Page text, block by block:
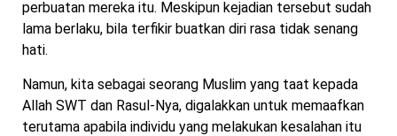
perbuatan mereka itu. Meskipun kejadian tersebut sudah
lama berlaku, bila terfikir buatkan diri rasa tidak senang
hati.
Namun, kita sebagai seorang Muslim yang taat kepada
Allah SWT dan Rasul-Nya, digalakkan untuk memaafkan
terutama apabila individu yang melakukan kesalahan itu